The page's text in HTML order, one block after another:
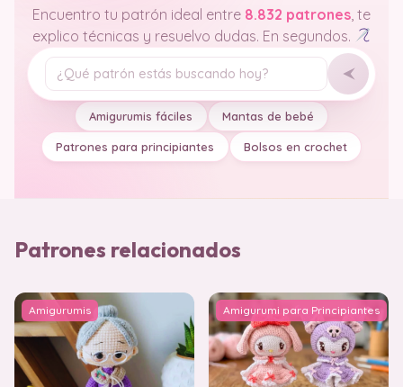
Encuentro tu patrón ideal entre 8.832 patrones , te
explico técnicas y resuelvo dudas. En segundos.
Tu pregunta
Amigurumis fáciles Mantas de bebé
Patrones para principiantes Bolsos en crochet
Patrones relacionados
Amigurumis Amigurumi para Principiantes